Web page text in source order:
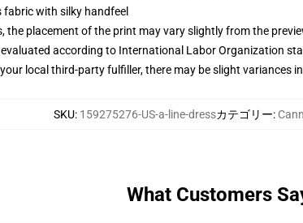
fabric with silky handfeel
the placement of the print may vary slightly from the
according to International Labor Organization
local third-party fulfiller, there may be slight variances
SKU: 159275276-US-a-line-dressカテゴリー:
What Customers